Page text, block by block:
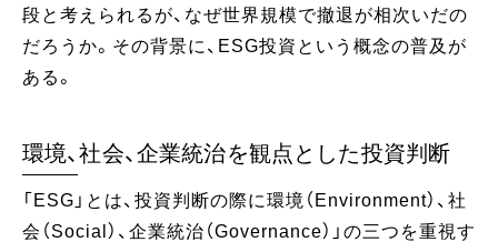
段と考えられるが、なぜ世界規模で撤退が相次いだの
だろうか。その背景に、ESG投資という概念の普及が
ある。
環境、社会、企業統治を観点とした投資判断
「ESG」とは、投資判断の際に環境（Environment）、社
会（Social）、企業統治（Governance）」の三つを重視す